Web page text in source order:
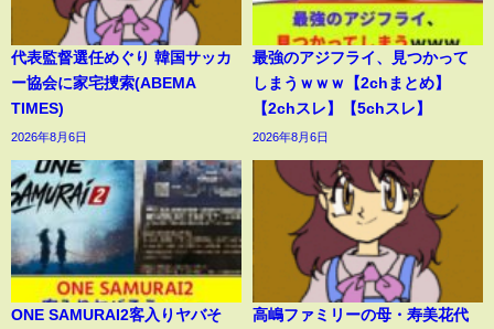
代表監督選任めぐり 韓国サッカ
ー協会に家宅捜索(ABEMA
TIMES)
2026年8月6日
最強のアジフライ、見つかって
しまうｗｗｗ【2chまとめ】
【2chスレ】【5chスレ】
2026年8月6日
ONE SAMURAI2客入りヤバそ
高嶋ファミリーの母・寿美花代